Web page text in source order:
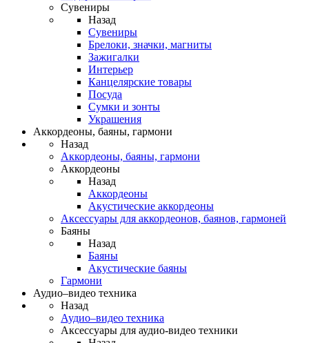
Сувениры
Назад
Сувениры
Брелоки, значки, магниты
Зажигалки
Интерьер
Канцелярские товары
Посуда
Сумки и зонты
Украшения
Аккордеоны, баяны, гармони
Назад
Аккордеоны, баяны, гармони
Аккордеоны
Назад
Аккордеоны
Акустические аккордеоны
Аксессуары для аккордеонов, баянов, гармоней
Баяны
Назад
Баяны
Акустические баяны
Гармони
Аудио–видео техника
Назад
Аудио–видео техника
Аксессуары для аудио-видео техники